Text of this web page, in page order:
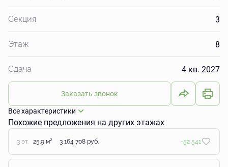
Секция 3
Этаж 8
Сдача 4 кв. 2027
Заказать звонок
Все характеристики
Похожие предложения на других этажах
3 эт. 25.9 м2 3 164 708 руб. -52 541